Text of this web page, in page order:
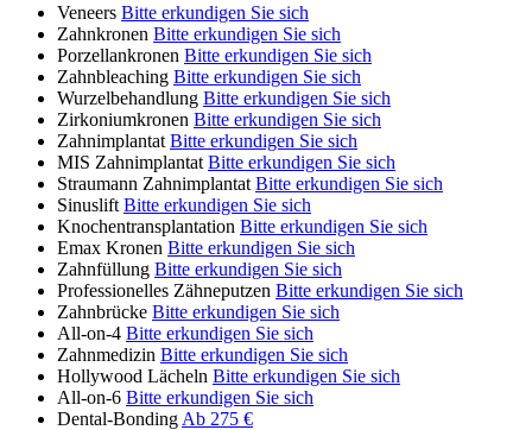
Veneers Bitte erkundigen Sie sich
Zahnkronen Bitte erkundigen Sie sich
Porzellankronen Bitte erkundigen Sie sich
Zahnbleaching Bitte erkundigen Sie sich
Wurzelbehandlung Bitte erkundigen Sie sich
Zirkoniumkronen Bitte erkundigen Sie sich
Zahnimplantat Bitte erkundigen Sie sich
MIS Zahnimplantat Bitte erkundigen Sie sich
Straumann Zahnimplantat Bitte erkundigen Sie sich
Sinuslift Bitte erkundigen Sie sich
Knochentransplantation Bitte erkundigen Sie sich
Emax Kronen Bitte erkundigen Sie sich
Zahnfüllung Bitte erkundigen Sie sich
Professionelles Zähneputzen Bitte erkundigen Sie sich
Zahnbrücke Bitte erkundigen Sie sich
All-on-4 Bitte erkundigen Sie sich
Zahnmedizin Bitte erkundigen Sie sich
Hollywood Lächeln Bitte erkundigen Sie sich
All-on-6 Bitte erkundigen Sie sich
Dental-Bonding Ab 275 €